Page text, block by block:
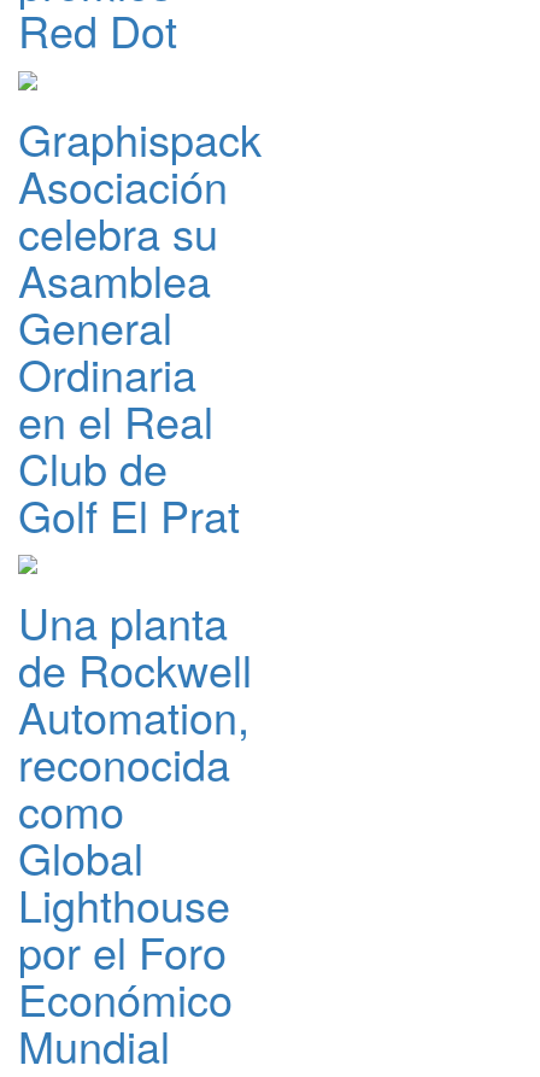
Red Dot
Graphispack
Asociación
celebra su
Asamblea
General
Ordinaria
en el Real
Club de
Golf El Prat
Una planta
de Rockwell
Automation,
reconocida
como
Global
Lighthouse
por el Foro
Económico
Mundial